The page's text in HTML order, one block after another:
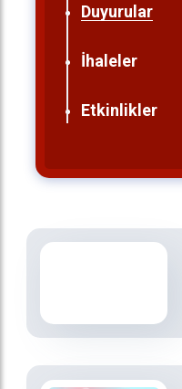
Duyurular
İhaleler
Etkinlikler